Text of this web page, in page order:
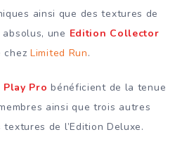
ainsi que des textures de
une Edition Collector
chez Limited Run.
Play Pro bénéficient de la tenue
ainsi que trois autres
de l’Edition Deluxe.